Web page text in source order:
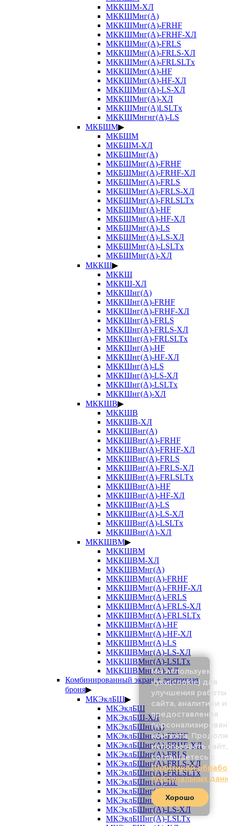
МККШМ-ХЛ
МККШМнг(А)
МККШМнг(А)-FRHF
МККШМнг(А)-FRHF-ХЛ
МККШМнг(А)-FRLS
МККШМнг(А)-FRLS-ХЛ
МККШМнг(А)-FRLSLTx
МККШМнг(А)-HF
МККШМнг(А)-HF-ХЛ
МККШМнг(А)-LS-ХЛ
МККШМнг(А)-ХЛ
МККШМнг(А)LSLTx
МККШМнгнг(А)-LS
МКБШМ▶
МКБШМ
МКБШМ-ХЛ
МКБШМнг(А)
МКБШМнг(А)-FRHF
МКБШМнг(А)-FRHF-ХЛ
МКБШМнг(А)-FRLS
МКБШМнг(А)-FRLS-ХЛ
МКБШМнг(А)-FRLSLTx
МКБШМнг(А)-HF
МКБШМнг(А)-HF-ХЛ
МКБШМнг(А)-LS
МКБШМнг(А)-LS-ХЛ
МКБШМнг(А)-LSLTx
МКБШМнг(А)-ХЛ
МККШ▶
МККШ
МККШ-ХЛ
МККШнг(А)
МККШнг(А)-FRHF
МККШнг(А)-FRHF-ХЛ
МККШнг(А)-FRLS
МККШнг(А)-FRLS-ХЛ
МККШнг(А)-FRLSLTx
МККШнг(А)-HF
МККШнг(А)-HF-ХЛ
МККШнг(А)-LS
МККШнг(А)-LS-ХЛ
МККШнг(А)-LSLTx
МККШнг(А)-ХЛ
МККШВ▶
МККШВ
МККШВ-ХЛ
МККШВнг(А)
МККШВнг(А)-FRHF
МККШВнг(А)-FRHF-ХЛ
МККШВнг(А)-FRLS
МККШВнг(А)-FRLS-ХЛ
МККШВнг(А)-FRLSLTx
МККШВнг(А)-HF
МККШВнг(А)-HF-ХЛ
МККШВнг(А)-LS
МККШВнг(А)-LS-ХЛ
МККШВнг(А)-LSLTx
МККШВнг(А)-ХЛ
МККШВМ▶
МККШВМ
МККШВМ-ХЛ
МККШВМнг(А)
МККШВМнг(А)-FRHF
МККШВМнг(А)-FRHF-ХЛ
МККШВМнг(А)-FRLS
МККШВМнг(А)-FRLS-ХЛ
МККШВМнг(А)-FRLSLTx
МККШВМнг(А)-HF
МККШВМнг(А)-HF-ХЛ
МККШВМнг(А)-LS
МККШВМнг(А)-LS-ХЛ
МККШВМнг(А)-LSLTx
МККШВМнг(А)-ХЛ
Комбинированный экран + ленточная
броня▶
МКЭклБШ▶
МКЭклБШ
МКЭклБШ-ХЛ
МКЭклБШнг(А)
МКЭклБШнг(А)-FRHF
МКЭклБШнг(А)-FRHF-ХЛ
МКЭклБШнг(А)-FRLS
МКЭклБШнг(А)-FRLS-ХЛ
МКЭклБШнг(А)-FRLSLTx
МКЭклБШнг(А)-HF
МКЭклБШнг(А)-HF-ХЛ
МКЭклБШнг(А)-LS
МКЭклБШнг(А)-LS-ХЛ
МКЭклБШнг(А)-LSLTx
Мы используем
куки(cookie) для
улучшения работы
сайта, аналитики и
предоставления
контента.
использовать
соглашаетесь с
Политикой
персональных
Хорошо